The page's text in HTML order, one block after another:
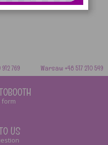
912 769 Warsaw +48 517 210 549
form
US